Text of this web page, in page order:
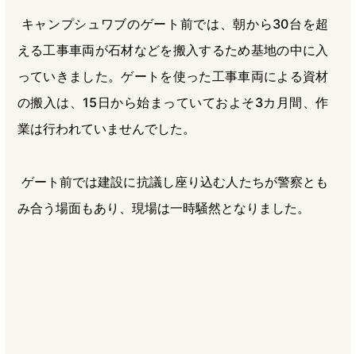
キャンプシュワブのゲート前では、朝から30台を超
える工事車両が石材などを搬入するため基地の中に入
っていきました。ゲートを使った工事車両による資材
の搬入は、15日から始まっていておよそ3カ月間、作
業は行われていませんでした。
ゲート前では建設に抗議し座り込む人たちが警察とも
み合う場面もあり、現場は一時騒然となりました。